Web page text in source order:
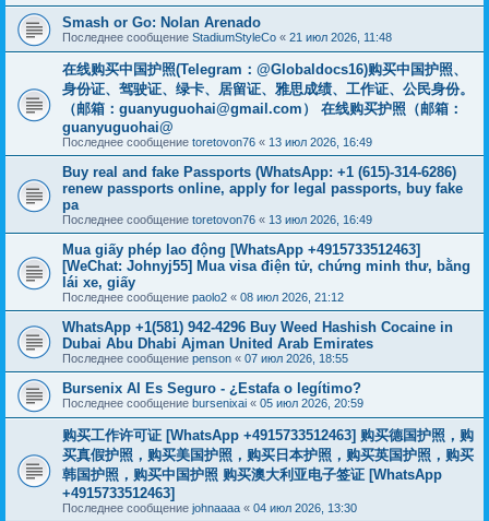
Smash or Go: Nolan Arenado
Последнее сообщение StadiumStyleCo « 21 июл 2026, 11:48
在线购买中国护照(Telegram：@Globaldocs16)购买中国护照、
身份证、驾驶证、绿卡、居留证、雅思成绩、工作证、公民身份。
（邮箱： guanyuguohai@gmail.com ） 在线购买护照（邮箱：
guanyuguohai@
Последнее сообщение toretovon76 « 13 июл 2026, 16:49
Buy real and fake Passports (WhatsApp: +1 (615)-314-6286)
renew passports online, apply for legal passports, buy fake
pa
Последнее сообщение toretovon76 « 13 июл 2026, 16:49
Mua giấy phép lao động [WhatsApp +4915733512463]
[WeChat: Johnyj55] Mua visa điện tử, chứng minh thư, bằng
lái xe, giấy
Последнее сообщение paolo2 « 08 июл 2026, 21:12
WhatsApp +1(581) 942-4296 Buy Weed Hashish Cocaine in
Dubai Abu Dhabi Ajman United Arab Emirates
Последнее сообщение penson « 07 июл 2026, 18:55
Bursenix AI Es Seguro - ¿Estafa o legítimo?
Последнее сообщение bursenixai « 05 июл 2026, 20:59
购买工作许可证 [WhatsApp +4915733512463] 购买德国护照，购
买真假护照，购买美国护照，购买日本护照，购买英国护照，购买
韩国护照，购买中国护照 购买澳大利亚电子签证 [WhatsApp
+4915733512463]
Последнее сообщение johnaaaa « 04 июл 2026, 13:30